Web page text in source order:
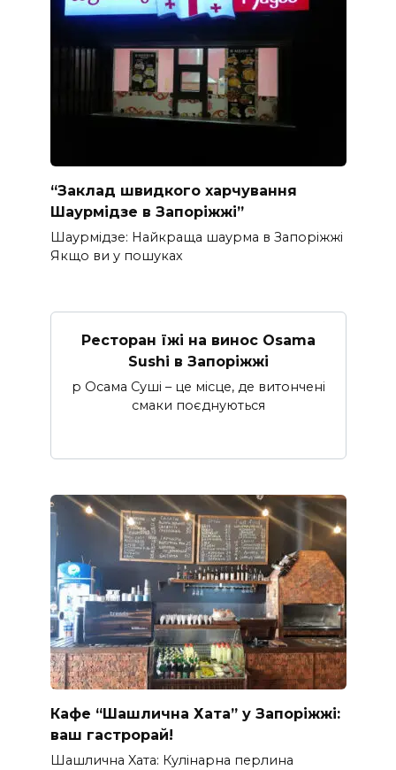
“Заклад швидкого харчування
Шаурмідзе в Запоріжжі”
Шаурмідзе: Найкраща шаурма в Запоріжжі
Якщо ви у пошуках
Ресторан їжі на винос Osama
Sushi в Запоріжжі
p Осама Суші – це місце, де витончені
смаки поєднуються
Кафе “Шашлична Хата” у Запоріжжі:
ваш гастрорай!
Шашлична Xата: Кулінарна перлина